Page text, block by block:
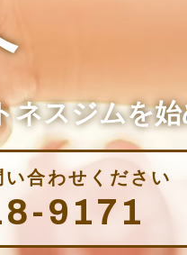
ネスジムを
合わせください
9171